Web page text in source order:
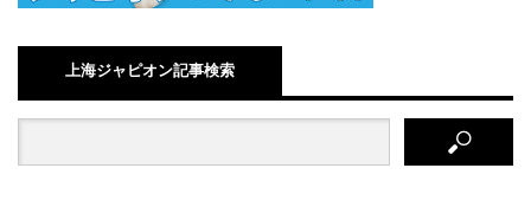
上海ジャピオン記事検索